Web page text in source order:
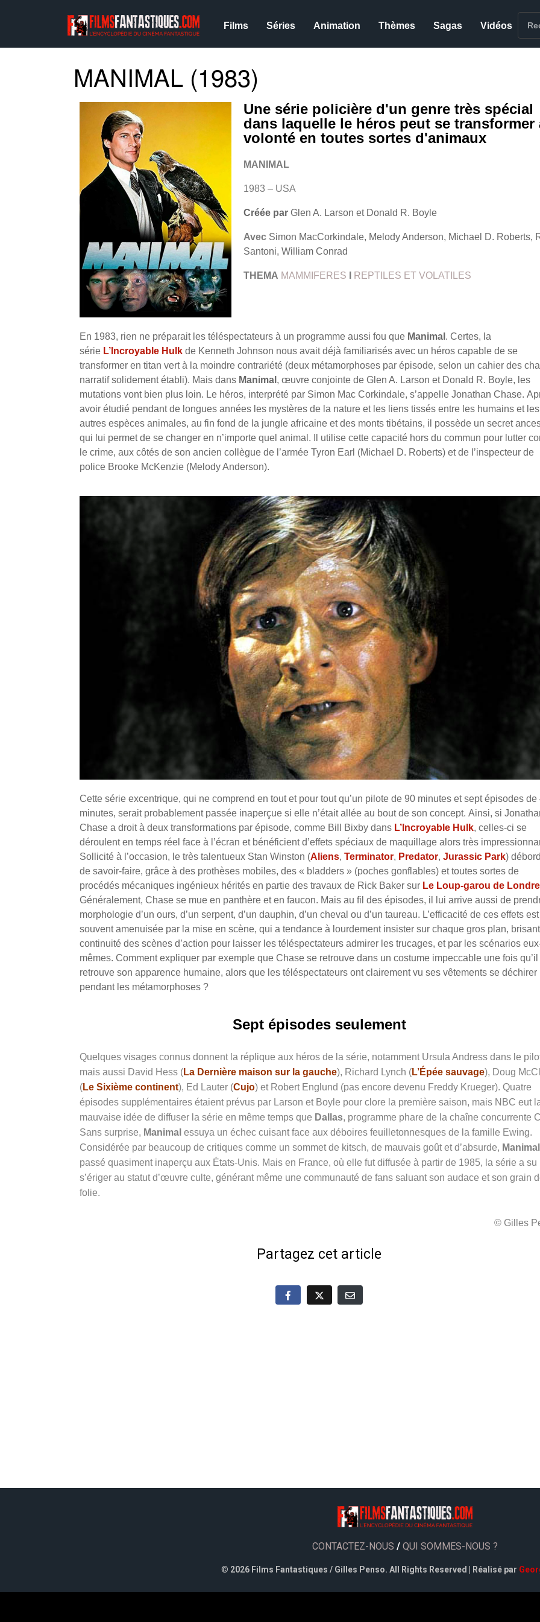
Films Séries Animation Thèmes Sagas Vidéos
MANIMAL (1983)
Une série policière d'un genre très spécial
dans laquelle le héros peut se transformer
volonté en toutes sortes d'animaux
MANIMAL
1983 – USA
Créée par Glen A. Larson et Donald R. Boyle
Avec Simon MacCorkindale, Melody Anderson, Michael D. Roberts,
Santoni, William Conrad
THEMA MAMMIFERES REPTILES ET VOLATILES
En 1983, rien ne préparait les téléspectateurs à un programme aussi fou que Manimal . Certes, la
série L’Incroyable Hulk de Kenneth Johnson nous avait déjà familiarisés avec un héros capable de se
transformer en titan vert à la moindre contrariété (deux métamorphoses par épisode, selon un cahier des
narratif solidement établi). Mais dans Manimal , œuvre conjointe de Glen A. Larson et Donald R. Boyle, les
mutations vont bien plus loin. Le héros, interprété par Simon Mac Corkindale, s’appelle Jonathan Chase.
avoir étudié pendant de longues années les mystères de la nature et les liens tissés entre les humains et les
autres espèces animales, au fin fond de la jungle africaine et des monts tibétains, il possède un secret
qui lui permet de se changer en n’importe quel animal. Il utilise cette capacité hors du commun pour lutter
le crime, aux côtés de son ancien collègue de l’armée Tyron Earl (Michael D. Roberts) et de l’inspecteur de
police Brooke McKenzie (Melody Anderson).
Cette série excentrique, qui ne comprend en tout et pour tout qu’un pilote de 90 minutes et sept épisodes de
minutes, serait probablement passée inaperçue si elle n’était allée au bout de son concept. Ainsi, si
Chase a droit à deux transformations par épisode, comme Bill Bixby dans L’Incroyable Hulk, celles-ci se
déroulent en temps réel face à l’écran et bénéficient d’effets spéciaux de maquillage alors très
Sollicité à l’occasion, le très talentueux Stan Winston (Aliens, Terminator, Predator, Jurassic Park)
de savoir-faire, grâce à des prothèses mobiles, des « bladders » (poches gonflables) et toutes sortes de
procédés mécaniques ingénieux hérités en partie des travaux de Rick Baker sur Le Loup-garou de
Généralement, Chase se mue en panthère et en faucon. Mais au fil des épisodes, il lui arrive aussi de
morphologie d’un ours, d’un serpent, d’un dauphin, d’un cheval ou d’un taureau. L’efficacité de ces effets est
souvent amenuisée par la mise en scène, qui a tendance à lourdement insister sur chaque gros plan,
continuité des scènes d’action pour laisser les téléspectateurs admirer les trucages, et par les scénarios
mêmes. Comment expliquer par exemple que Chase se retrouve dans un costume impeccable une fois qu’il
retrouve son apparence humaine, alors que les téléspectateurs ont clairement vu ses vêtements se déchirer
pendant les métamorphoses ?
Sept épisodes seulement
Quelques visages connus donnent la réplique aux héros de la série, notamment Ursula Andress dans le
mais aussi David Hess (La Dernière maison sur la gauche), Richard Lynch (L’Épée sauvage), Doug
(Le Sixième continent), Ed Lauter (Cujo) et Robert Englund (pas encore devenu Freddy Krueger). Quatre
épisodes supplémentaires étaient prévus par Larson et Boyle pour clore la première saison, mais NBC eut
mauvaise idée de diffuser la série en même temps que Dallas, programme phare de la chaîne concurrente
Sans surprise, Manimal essuya un échec cuisant face aux déboires feuilletonnesques de la famille Ewing.
Considérée par beaucoup de critiques comme un sommet de kitsch, de mauvais goût et d’absurde, Manimal
passé quasiment inaperçu aux États-Unis. Mais en France, où elle fut diffusée à partir de 1985, la série a su
s’ériger au statut d’œuvre culte, générant même une communauté de fans saluant son audace et son grain
folie.
© Gilles
Partagez cet article
CONTACTEZ-NOUS / QUI SOMMES-NOUS ?
© 2026 Films Fantastiques / Gilles Penso. All Rights Reserved | Réalisé par